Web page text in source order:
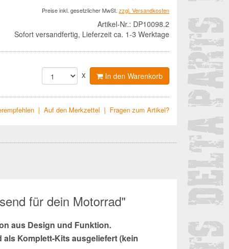
Preise inkl. gesetzlicher MwSt. zzgl. Versandkosten
Artikel-Nr.: DP10098.2
Sofort versandfertig, Lieferzeit ca. 1-3 Werktage
x In den Warenkorb
Fragen zum Artikel?
Auf den Merkzettel |
|
für dein Motorrad"
aus Design und Funktion.
Komplett-Kits ausgeliefert (kein